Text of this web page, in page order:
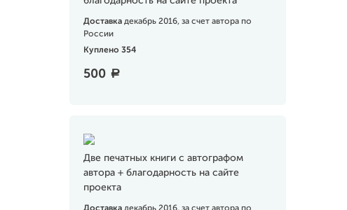
Доставка декабрь 2016, за счет автора по
России
Куплено 354
500 a
Две печатных книги с автографом
автора + благодарность на сайте
проекта